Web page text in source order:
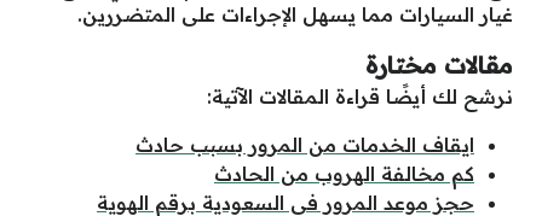
غيار السيارات مما يسهل الإجراءات على المتضررين.
مقالات مختارة
نرشح لك أيضًا قراءة المقالات الآتية:
ايقاف الخدمات من المرور بسبب حادث
كم مخالفة الهروب من الحادث
حجز موعد المرور في السعودية برقم الهوية